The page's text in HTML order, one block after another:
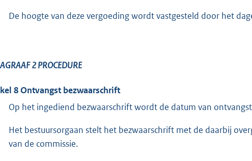
De hoogte van deze vergoeding wordt vastgesteld door het
2 PROCEDURE
8 Ontvangst bezwaarschrift
Op het ingediend bezwaarschrift wordt de datum van
Het bestuursorgaan stelt het bezwaarschrift met de daarbij
van de commissie.